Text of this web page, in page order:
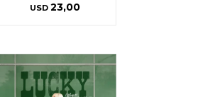
USD 23,00